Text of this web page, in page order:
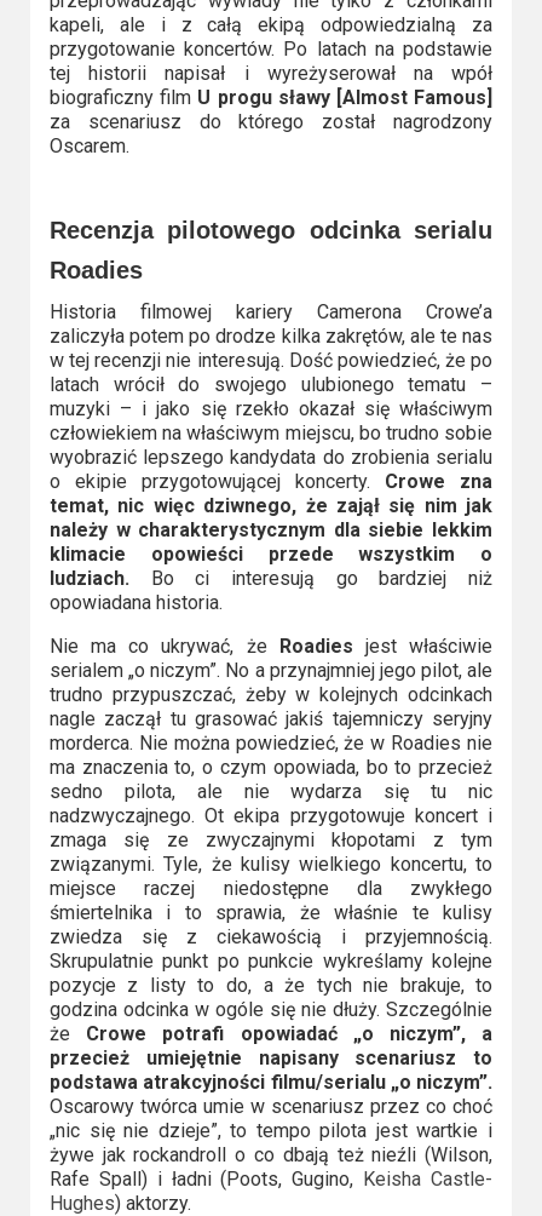
kapeli, ale i z całą ekipą odpowiedzialną za
przygotowanie koncertów. Po latach na podstawie
tej historii napisał i wyreżyserował na wpół
biograficzny film U progu sławy [Almost Famous]
za scenariusz do którego został nagrodzony
Oscarem.
Recenzja pilotowego odcinka serialu
Roadies
Historia filmowej kariery Camerona Crowe’a
zaliczyła potem po drodze kilka zakrętów, ale te nas
w tej recenzji nie interesują. Dość powiedzieć, że po
latach wrócił do swojego ulubionego tematu –
muzyki – i jako się rzekło okazał się właściwym
człowiekiem na właściwym miejscu, bo trudno sobie
wyobrazić lepszego kandydata do zrobienia serialu
o ekipie przygotowującej koncerty. Crowe zna
temat, nic więc dziwnego, że zajął się nim jak
należy w charakterystycznym dla siebie lekkim
klimacie opowieści przede wszystkim o
ludziach. Bo ci interesują go bardziej niż
opowiadana historia.
Nie ma co ukrywać, że Roadies jest właściwie
serialem „o niczym”. No a przynajmniej jego pilot, ale
trudno przypuszczać, żeby w kolejnych odcinkach
nagle zaczął tu grasować jakiś tajemniczy seryjny
morderca. Nie można powiedzieć, że w Roadies nie
ma znaczenia to, o czym opowiada, bo to przecież
sedno pilota, ale nie wydarza się tu nic
nadzwyczajnego. Ot ekipa przygotowuje koncert i
zmaga się ze zwyczajnymi kłopotami z tym
związanymi. Tyle, że kulisy wielkiego koncertu, to
miejsce raczej niedostępne dla zwykłego
śmiertelnika i to sprawia, że właśnie te kulisy
zwiedza się z ciekawością i przyjemnością.
Skrupulatnie punkt po punkcie wykreślamy kolejne
pozycje z listy to do, a że tych nie brakuje, to
godzina odcinka w ogóle się nie dłuży. Szczególnie
że Crowe potrafi opowiadać „o niczym”, a
przecież umiejętnie napisany scenariusz to
podstawa atrakcyjności filmu/serialu „o niczym”.
Oscarowy twórca umie w scenariusz przez co choć
„nic się nie dzieje”, to tempo pilota jest wartkie i
żywe jak rockandroll o co dbają też nieźli (Wilson,
Rafe Spall) i ładni (Poots, Gugino, Keisha Castle-
Hughes) aktorzy.